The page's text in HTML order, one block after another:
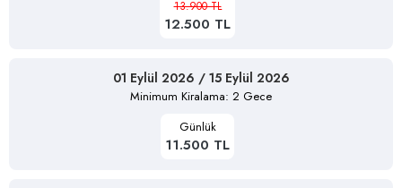
13.900 TL
12.500 TL
01 Eylül 2026 / 15 Eylül 2026
Minimum Kiralama: 2 Gece
Günlük
11.500 TL